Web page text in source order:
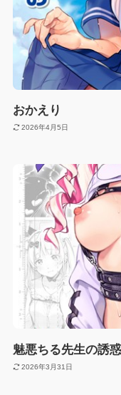
おかえり
2026年4月5日
魅悪ちる先生の誘
2026年3月31日